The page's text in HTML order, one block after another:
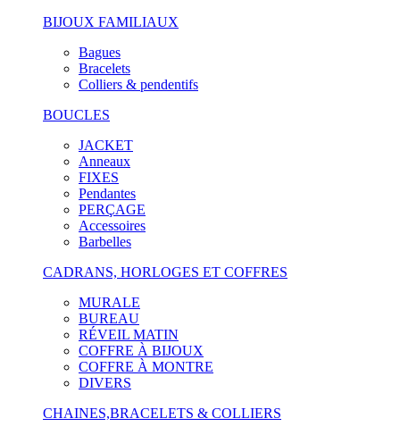
BIJOUX FAMILIAUX
Bagues
Bracelets
Colliers & pendentifs
BOUCLES
JACKET
Anneaux
FIXES
Pendantes
PERÇAGE
Accessoires
Barbelles
CADRANS, HORLOGES ET COFFRES
MURALE
BUREAU
RÉVEIL MATIN
COFFRE À BIJOUX
COFFRE À MONTRE
DIVERS
CHAINES,BRACELETS & COLLIERS